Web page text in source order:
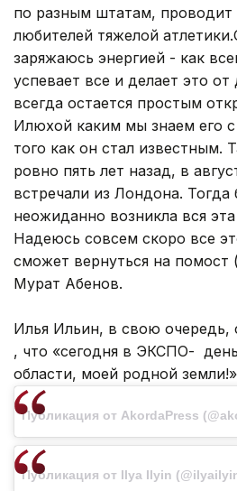
по разным штатам, проводит
любителей тяжелой
заряжаюсь энергией - как
успевает все и делает это
всегда остается простым
Илюхой каким мы знаем его
того как он стал известным.
ровно пять лет назад, в
встречали из Лондона.
неожиданно возникла вся
Надеюсь совсем скоро все
сможет вернуться на помост
Мурат Абенов.
Илья Ильин, в свою очередь,
, что «сегодня в ЭКСПО-
области, моей родной